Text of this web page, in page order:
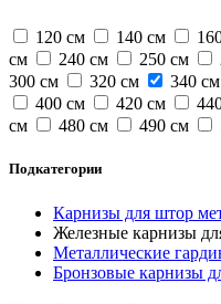
120 см 140 см
см
240 см 250 см
300 см
320 см 340 см
400 см
420 см
см
480 см 490 см
Подкатегории
Карнизы для штор
Железные карнизы
Металлические
Бронзовые карнизы